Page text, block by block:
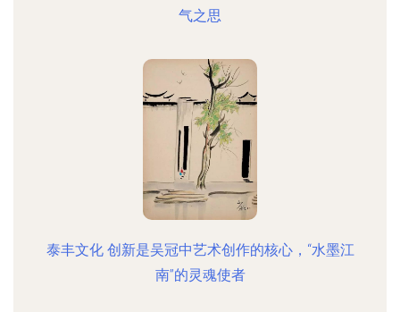
气之思
泰丰文化 创新是吴冠中艺术创作的核心，“水墨江
南”的灵魂使者